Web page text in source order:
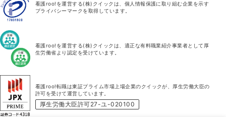
看護roo!を運営する(株)クイックは、個人情報保護に取り組む企業を示す
プライバシーマークを取得しています。
看護roo!を運営する(株)クイックは、適正な有料職業紹介事業者として厚
生労働省より認定を受けています。
看護roo!転職は東証プライム市場上場企業のクイックが、厚生労働大臣の
許可を受けて運営しています。
厚生労働大臣許可27-ユ-020100